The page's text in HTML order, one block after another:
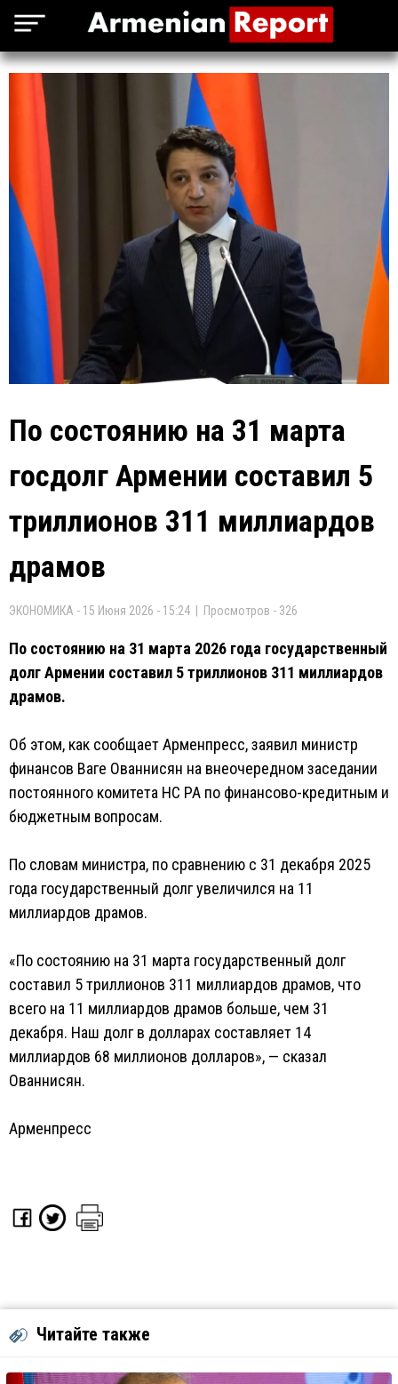
По состоянию на 31 марта
госдолг Армении составил 5
триллионов 311 миллиардов
драмов
ЭКОНОМИКА - 15 Июня 2026 - 15:24 | Просмотров - 326
По состоянию на 31 марта 2026 года государственный
долг Армении составил 5 триллионов 311 миллиардов
драмов.
Об этом, как сообщает Арменпресс, заявил министр
финансов Ваге Ованнисян на внеочередном заседании
постоянного комитета НС РА по финансово-кредитным и
бюджетным вопросам.
По словам министра, по сравнению с 31 декабря 2025
года государственный долг увеличился на 11
миллиардов драмов.
«По состоянию на 31 марта государственный долг
составил 5 триллионов 311 миллиардов драмов, что
всего на 11 миллиардов драмов больше, чем 31
декабря. Наш долг в долларах составляет 14
миллиардов 68 миллионов долларов», — сказал
Ованнисян.
Арменпресс
Читайте также